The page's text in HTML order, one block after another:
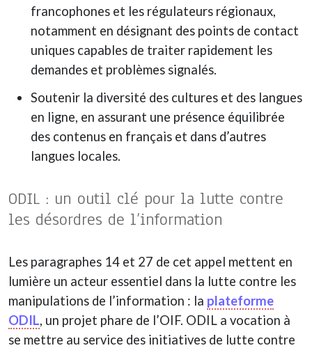
francophones et les régulateurs régionaux,
notamment en désignant des points de contact
uniques capables de traiter rapidement les
demandes et problèmes signalés.
Soutenir la diversité des cultures et des langues
en ligne, en assurant une présence équilibrée
des contenus en français et dans d’autres
langues locales.
ODIL : un outil clé pour la lutte contre
les désordres de l’information
Les paragraphes 14 et 27 de cet appel mettent en
lumière un acteur essentiel dans la lutte contre les
manipulations de l’information : la plateforme
ODIL, un projet phare de l’OIF. ODIL a vocation à
se mettre au service des initiatives de lutte contre